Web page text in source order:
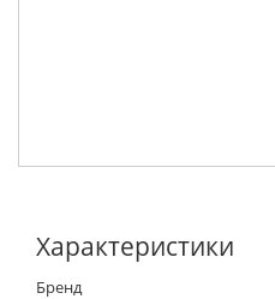
Характеристики
Бренд